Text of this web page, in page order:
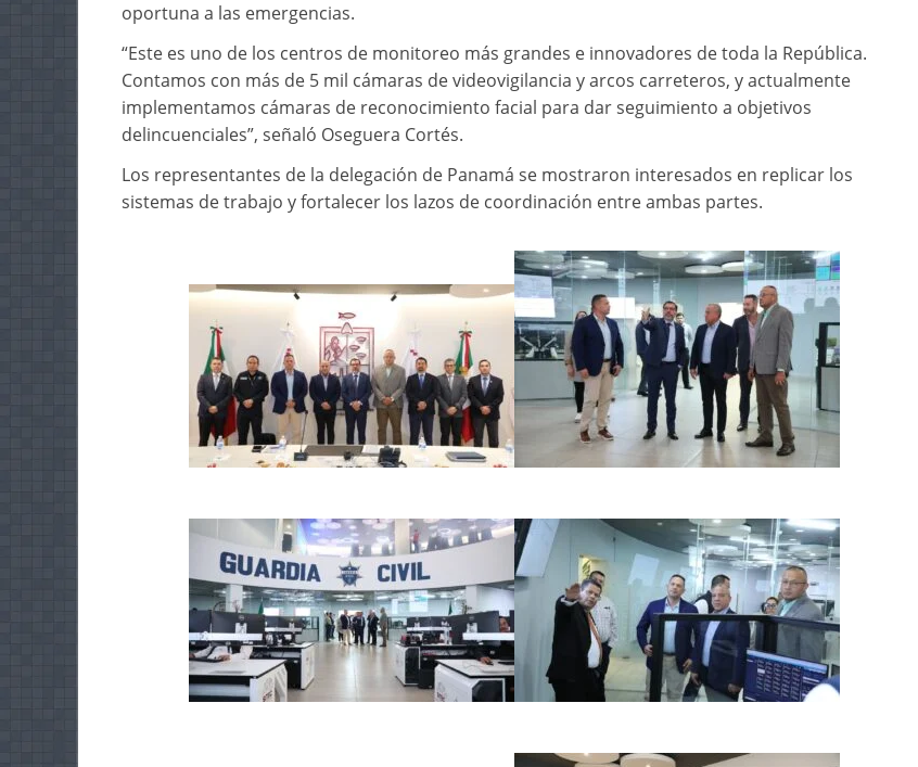
oportuna a las emergencias.
“Este es uno de los centros de monitoreo más grandes e innovadores de toda la República.
Contamos con más de 5 mil cámaras de videovigilancia y arcos carreteros, y actualmente
implementamos cámaras de reconocimiento facial para dar seguimiento a objetivos
delincuenciales”, señaló Oseguera Cortés.
Los representantes de la delegación de Panamá se mostraron interesados en replicar los
sistemas de trabajo y fortalecer los lazos de coordinación entre ambas partes.